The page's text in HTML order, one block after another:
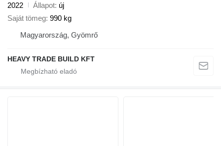
2022
Állapot új
Saját tömeg 990 kg
Magyarország, Gyömrő
HEAVY TRADE BUILD KFT